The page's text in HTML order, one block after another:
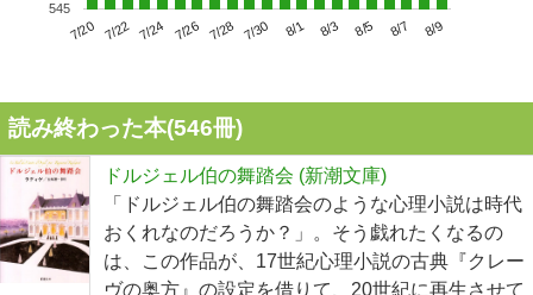
7/20 7/22 7/24 7/26 7/28 7/30 8/1 8/3 8/5 8/7 8/9
545
読み終わった本(546冊)
ドルジェル伯の舞踏会 (新潮文庫)
「ドルジェル伯の舞踏会のような心理小説は時代
おくれなのだろうか？」。そう戯れたくなるの
は、この作品が、17世紀心理小説の古典『クレー
ヴの奥方』の設定を借りて、20世紀に再生させて